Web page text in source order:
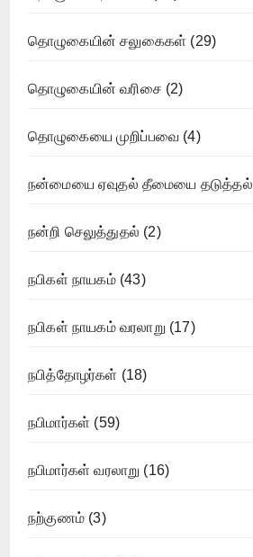
தொழுகையின் சலுகைகள் (29)
தொழுகையின் வரிசை (2)
தொழுகையை முறிப்பவை (4)
நன்மையை ஏவுதல் தீமையை தடுத்தல்
நன்றி செலுத்துதல் (2)
நபிகள் நாயகம்(43)
நபிகள் நாயகம் வரலாறு (17)
நபித்தோழர்கள் (18)
நபிமார்கள் (59)
நபிமார்கள் வரலாறு (16)
நற்குணம் (3)